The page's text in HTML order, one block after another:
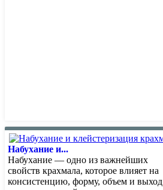
Набухание и...
Набухание — одно из важнейших
свойств крахмала, которое влияет на
консистенцию, форму, объем и выход